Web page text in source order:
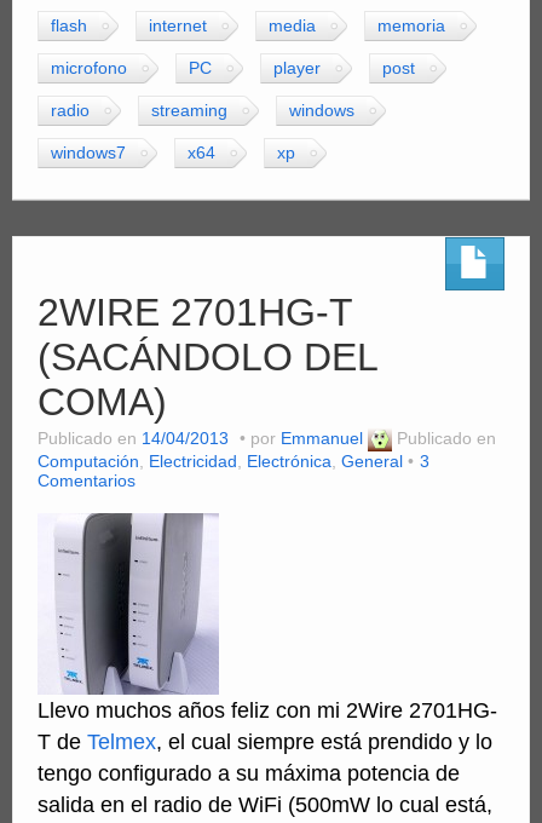
flash internet media memoria
microfono PC player post
radio streaming windows
windows7 x64 xp
2WIRE 2701HG-T
(SACÁNDOLO DEL
COMA)
Publicado en 14/04/2013 por Emmanuel
Publicado en
Computación
Electricidad Electrónica General
3
Comentarios
Llevo muchos años feliz con mi 2Wire 2701HG-
T de Telmex, el cual siempre está prendido y lo
tengo configurado a su máxima potencia de
salida en el radio de WiFi (500mW lo cual está,